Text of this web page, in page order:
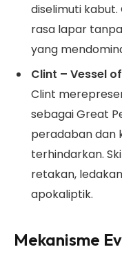
diselimuti
rasa lapar
yang
Clint – Vessel
Clint
sebagai Great
peradaban dan
terhindarkan.
retakan,
apokaliptik.
Mekanisme